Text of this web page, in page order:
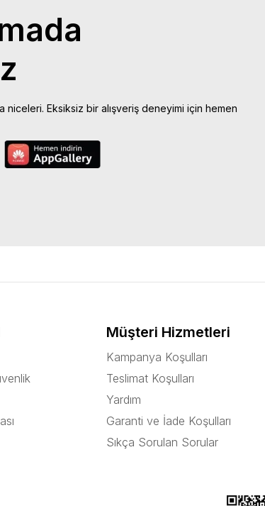
niceleri. Eksiksiz bir alışveriş deneyimi için hemen
Müşteri Hizmetleri
Kampanya Koşulları
Teslimat Koşulları
Yardım
Garanti ve İade Koşulları
Sıkça Sorulan Sorular